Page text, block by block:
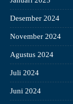
Desember 2024
November 2024
Agustus 2024
Juli 2024
Juni 2024